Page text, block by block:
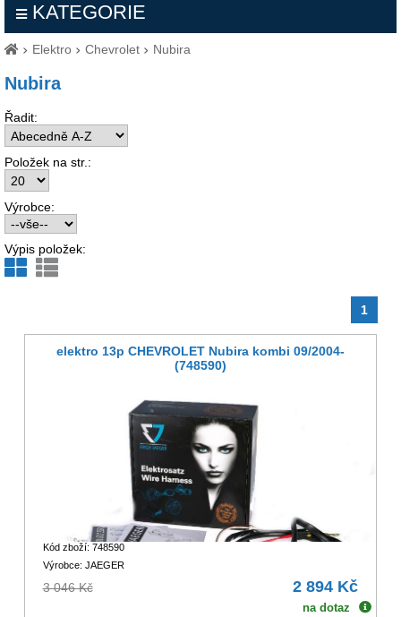
KATEGORIE
Elektro Chevrolet Nubira
Nubira
Řadit:
Položek na str.:
Výrobce:
Výpis položek:
1
elektro 13p CHEVROLET Nubira kombi 09/2004-
(748590)
Kód zboží: 748590
Výrobce: JAEGER
3 046 Kč 2 894 Kč
na dotaz